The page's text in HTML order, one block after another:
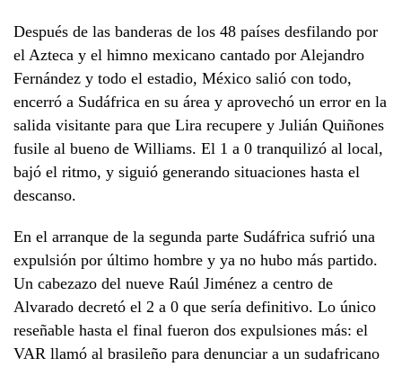
Después de las banderas de los 48 países desfilando por
el Azteca y el himno mexicano cantado por Alejandro
Fernández y todo el estadio, México salió con todo,
encerró a Sudáfrica en su área y aprovechó un error en la
salida visitante para que Lira recupere y Julián Quiñones
fusile al bueno de Williams. El 1 a 0 tranquilizó al local,
bajó el ritmo, y siguió generando situaciones hasta el
descanso.
En el arranque de la segunda parte Sudáfrica sufrió una
expulsión por último hombre y ya no hubo más partido.
Un cabezazo del nueve Raúl Jiménez a centro de
Alvarado decretó el 2 a 0 que sería definitivo. Lo único
reseñable hasta el final fueron dos expulsiones más: el
VAR llamó al brasileño para denunciar a un sudafricano